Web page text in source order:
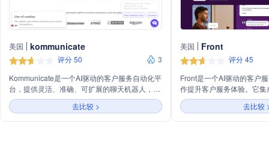
美国 kommunicate
评分 50
3
Kommunicate是一个AI驱动的客户服务自动化平
台，提供灵活、准确、可扩展的聊天机器人，帮
助企业提升客户体验、自动化查询处理并优化成
本。平台支持与现有技术栈集成，包括CRM和
票务系统，提供多语言支持，并能将复杂查询无
去比较 >
美国 Front
评分 45
Front是一个AI驱动的客户
作提升客户服务体验。它
队合作、AI智能和自动化
高响应速度和客户满意度
关系。
去比较